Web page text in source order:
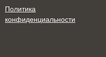
Политика
конфиденциальности